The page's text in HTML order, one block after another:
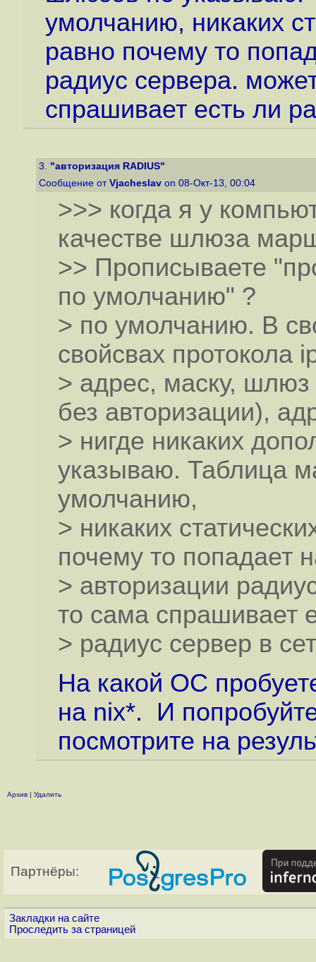
умолчанию, никаких
равно почему то
радиус сервера.
спрашивает есть ли
3. "авторизация RADIUS"
Сообщение от Vjacheslav on 08-Окт-13, 00:04
>>> когда я у
качестве шлюза
>> Прописываете
по умолчанию" ?
> по умолчанию. В
свойсвах протокола
> адрес, маску, шлюз
без авторизации),
> нигде никаких
указываю. Таблица
умолчанию,
> никаких
почему то попадает
> авторизации
то сама спрашивает
> радиус сервер в
На какой ОС
на nix*. И попробуйте
посмотрите на
Архив | Удалить
Партнёры:
Закладки на сайте
Проследить за страницей